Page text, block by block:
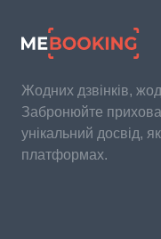
Жодних дзвінків,
Забронюйте
унікальний досвід,
платформах.